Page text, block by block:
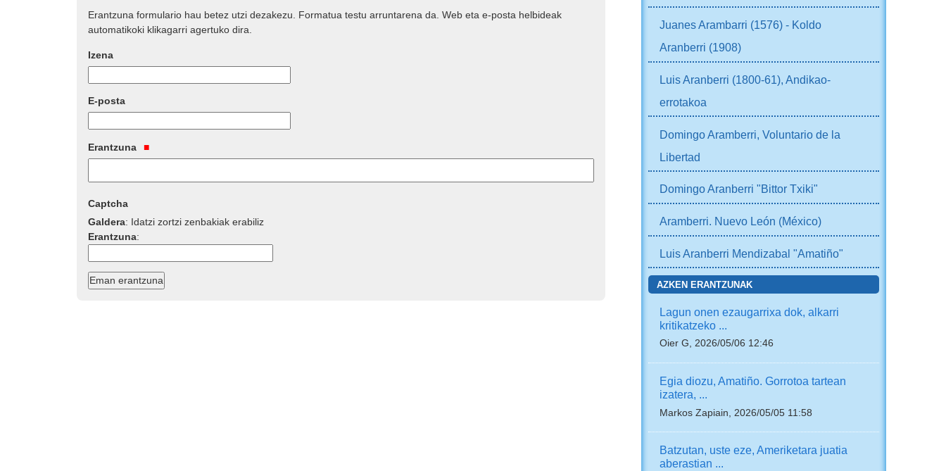
Erantzuna formulario hau betez utzi dezakezu. Formatua testu arruntarena da. Web eta e-posta helbideak
automatikoki klikagarri agertuko dira.
Izena
E-posta
Erantzuna
Captcha
Galdera: Idatzi zortzi zenbakiak erabiliz
Erantzuna:
Juanes Arambarri (1576) - Koldo
Aranberri (1908)
Luis Aranberri (1800-61), Andikao-
errotakoa
Domingo Aramberri, Voluntario de la
Libertad
Domingo Aranberri "Bittor Txiki"
Aramberri. Nuevo León (México)
Luis Aranberri Mendizabal "Amatiño"
AZKEN ERANTZUNAK
Lagun onen ezaugarrixa dok, alkarri
kritikatzeko ...
Oier G, 2026/05/06 12:46
Egia diozu, Amatiño. Gorrotoa tartean
izatera, ...
Markos Zapiain, 2026/05/05 11:58
Batzutan, uste eze, Ameriketara juatia
aberastian ...